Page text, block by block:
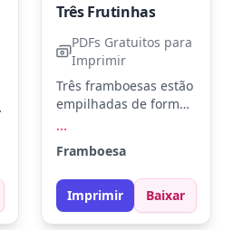
Três Frutinhas
PDFs Gratuitos para
Imprimir
Três framboesas estão
empilhadas de forma
cores favoritas.
Imagine-as em tons
de vermelho vivo ou
rosa forte, com folhas
...
Framboesa
Imprimir Baixar